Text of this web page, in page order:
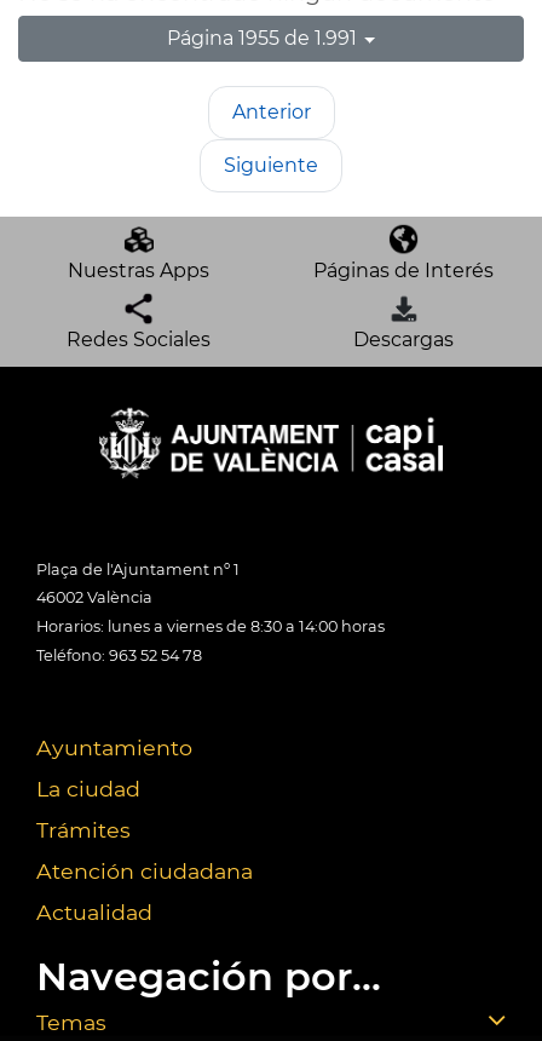
Página 1955 de 1.991
Anterior
Siguiente
Nuestras Apps Páginas de Interés
Redes Sociales Descargas
Plaça de l'Ajuntament nº 1
46002 València
Horarios: lunes a viernes de 8:30 a 14:00 horas
Teléfono: 963 52 54 78
Ayuntamiento
La ciudad
Trámites
Atención ciudadana
Actualidad
Navegación por...
Temas